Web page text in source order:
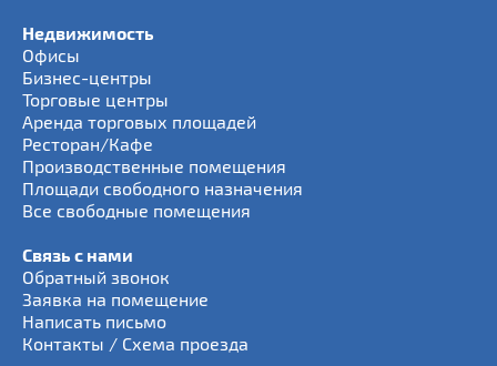
Недвижимость
Офисы
Бизнес-центры
Торговые центры
Аренда торговых площадей
Ресторан/Кафе
Производственные помещения
Площади свободного назначения
Все свободные помещения
Связь с нами
Обратный звонок
Заявка на помещение
Написать письмо
Контакты / Схема проезда